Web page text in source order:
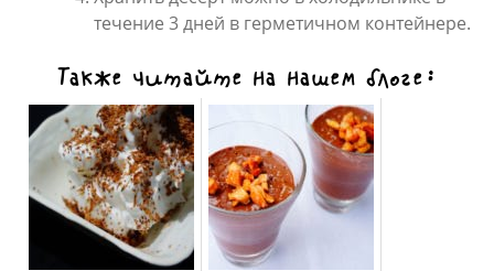
течение 3 дней в герметичном контейнере.
Также читайте на нашем блоге: